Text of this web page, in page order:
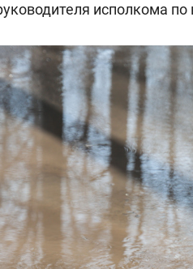
исполкома по
и ВТБ
жилого
Казанью
150
ID